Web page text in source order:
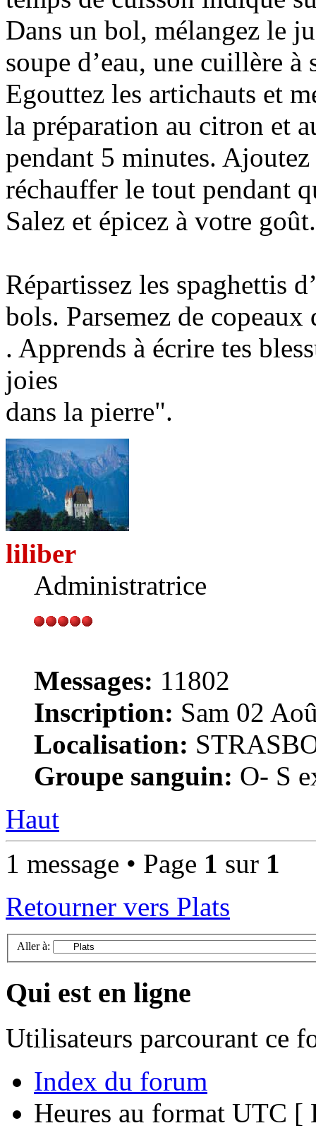
Dans un bol, mélangez le
soupe d’eau, une cuillère
Egouttez les artichauts et
la préparation au citron et
pendant 5 minutes.
réchauffer le tout pendant
Salez et épicez à votre goût.
Répartissez les spaghettis
bols. Parsemez de
. Apprends à écrire tes
joies
dans la pierre".
liliber
Administratrice
Messages: 11802
Inscription: Sam 02
Localisation:
Groupe sanguin: O- S
Haut
1 message • Page 1 sur 1
Retourner vers Plats
Aller à:
Qui est en ligne
Utilisateurs parcourant ce
Index du forum
Heures au format UTC [